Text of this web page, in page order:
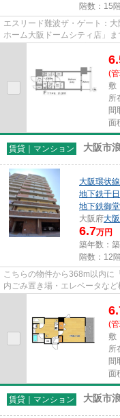
階数：15
エスリード難波ザ・ゲート：
ホーム大阪ドームシティ店」
(
敷
所
間
面
賃貸｜マンション 大阪市
大阪環状線
地下鉄千
地下鉄御
大阪府大
6.7万円
築年数：
階数：12
こちらの物件から368m以内
内ごみ置き場・エレベータな
(
敷
所
間
面
賃貸｜マンション 大阪市